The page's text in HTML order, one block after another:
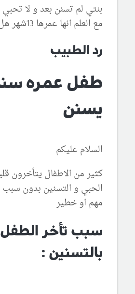
بنتي لم تسنن بعد و لا
مع العلم انها عمرها 13شهر هل هذا خطير
رد الطبيب
طفل عمره
يسنن
السلام عليكم
كثير من الاطفال يتأخرون
الحبي و التسنين بدون
مهم او خطير
سبب تأخر الطفل
بالتسنين :